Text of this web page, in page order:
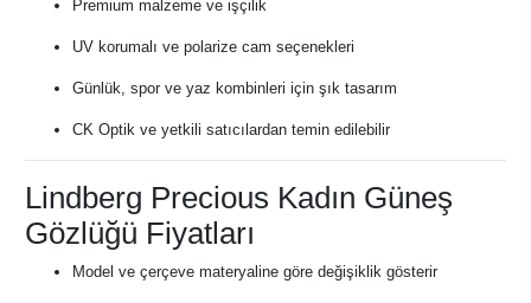
Premium malzeme ve işçilik
UV korumalı ve polarize cam seçenekleri
Günlük, spor ve yaz kombinleri için şık tasarım
CK Optik ve yetkili satıcılardan temin edilebilir
Lindberg Precious Kadın Güneş
Gözlüğü Fiyatları
Model ve çerçeve materyaline göre değişiklik gösterir